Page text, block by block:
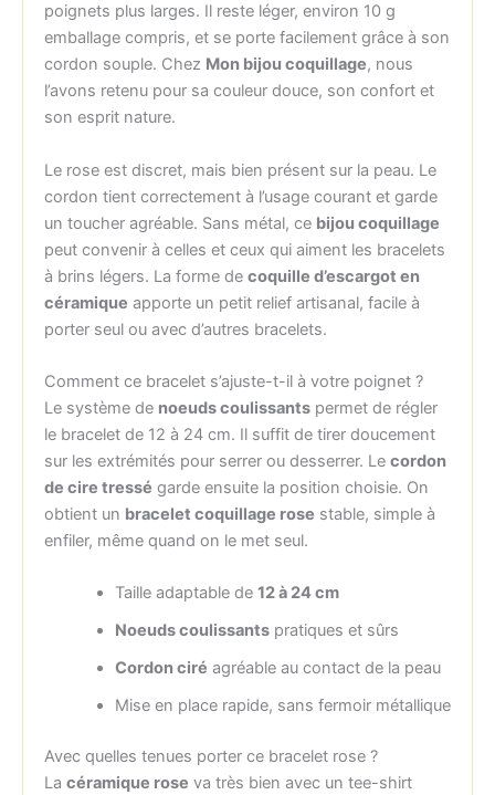
poignets plus larges. Il reste léger, environ 10 g
emballage compris, et se porte facilement grâce à son
cordon souple. Chez Mon bijou coquillage, nous
l’avons retenu pour sa couleur douce, son confort et
son esprit nature.
Le rose est discret, mais bien présent sur la peau. Le
cordon tient correctement à l’usage courant et garde
un toucher agréable. Sans métal, ce bijou coquillage
peut convenir à celles et ceux qui aiment les bracelets
à brins légers. La forme de coquille d’escargot en
céramique apporte un petit relief artisanal, facile à
porter seul ou avec d’autres bracelets.
Comment ce bracelet s’ajuste-t-il à votre poignet ?
Le système de noeuds coulissantspermet de régler
le bracelet de 12 à 24 cm. Il suffit de tirer doucement
sur les extrémités pour serrer ou desserrer. Le cordon
de cire tressé garde ensuite la position choisie. On
obtient un bracelet coquillage rose stable, simple à
enfiler, même quand on le met seul.
Taille adaptable de 12 à 24 cm
Noeuds coulissantspratiques et sûrs
Cordon ciré agréable au contact de la peau
Mise en place rapide, sans fermoir métallique
Avec quelles tenues porter ce bracelet rose ?
La céramique rose va très bien avec un tee-shirt